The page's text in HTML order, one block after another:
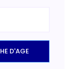
D'AGE